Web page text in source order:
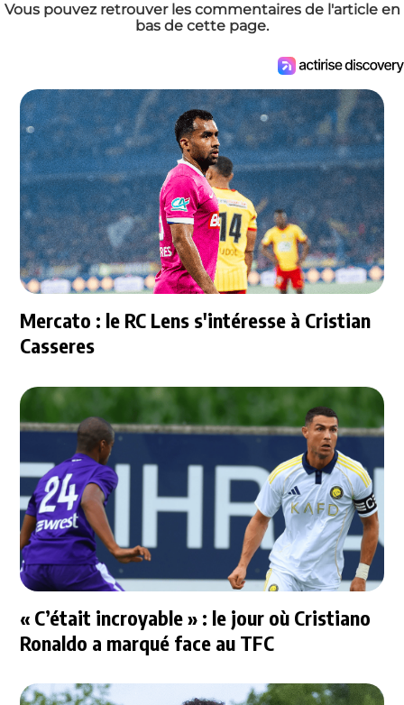
Vous pouvez retrouver les commentaires de l'article en
bas de cette page.
Mercato : le RC Lens s'intéresse à Cristian
Casseres
« C’était incroyable » : le jour où Cristiano
Ronaldo a marqué face au TFC